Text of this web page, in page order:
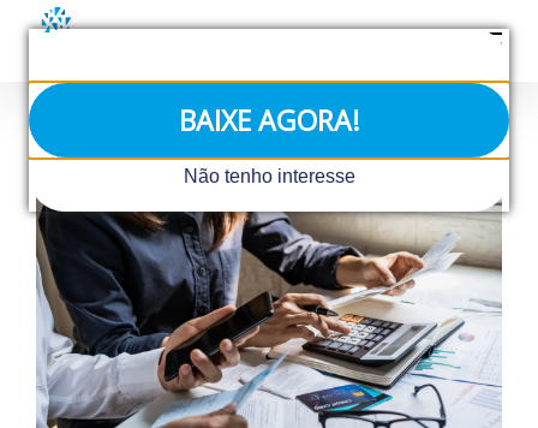
BAIXE AGORA!
Não tenho interesse
conteúdo
View
Larger
Image